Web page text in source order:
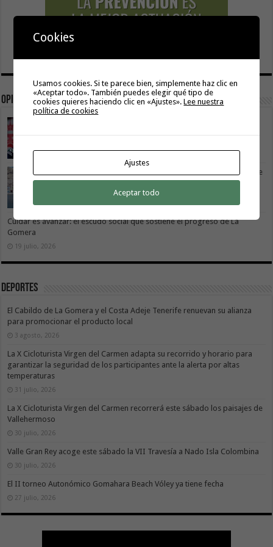
Opinión
2 agosto, 2026
Vivir donde se estudia: una cuestión de igualdad entre
islas
26 julio, 2026
Cuidar es avanzar: el escudo social que sostiene el progreso de La
Gomera
19 julio, 2026
Deportes
El Cabildo de La Gomera y el Costa Adeje Tenerife renuevan su alianza
para promocionar el producto local
3 agosto, 2026
La X Cicloturista Virgen del Carmen adapta su recorrido y horario para
garantizar la seguridad de los participantes ante la alerta por altas
temperaturas
31 julio, 2026
La X Cicloturista Virgen del Carmen recorrerá este sábado los paisajes de
Vallehermoso
30 julio, 2026
Valle Gran Rey acoge este sábado la VII Travesía a Nado Isla Colombina
30 julio, 2026
El II torneo Autonómico Gomahara Beach Vóley ya tiene fecha
27 julio, 2026
Cookies
Usamos cookies. Si te parece bien, simplemente haz clic en
«Aceptar todo». También puedes elegir qué tipo de
cookies quieres haciendo clic en «Ajustes».Lee nuestra
política de cookies
Ajustes
Aceptar todo